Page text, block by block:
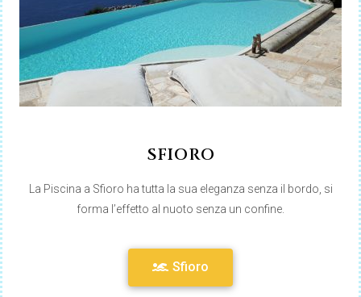
SFIORO
La Piscina a Sfioro ha tutta la sua eleganza senza il bordo, si
forma l’effetto al nuoto senza un confine.
Sfioro